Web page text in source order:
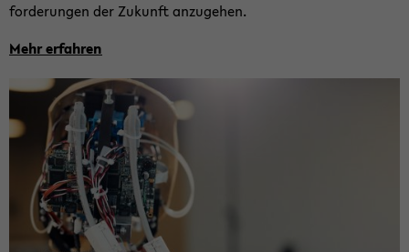
for­de­run­gen der Zu­kunft an­zu­ge­hen.
Mehr er­fah­ren